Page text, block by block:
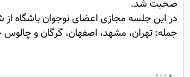
صحبت شد.
در این جلسه مجازی اعضای نوجوان باشگاه
جمله: تهران، مشهد، اصفهان، گرگان و